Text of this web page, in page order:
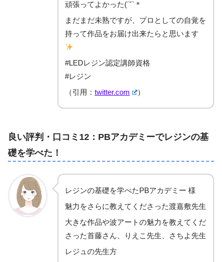
頑張ってよかった(´˘`＊
まだまだ未熟ですが、プロとしての自覚を
持って作品をお届け出来たらと思います
#LEDレジン認定講師資格
#レジン
（引用： twitter.com ）
良い評判・口コミ12：PBアカデミーでレジンの基
礎を学べた！
レジンの基礎を学べたPBアカデミー 様
魅力をさらに教えてくださった渡嘉敷先生
大きな作品や波アートの魅力を教えてくだ
さった首藤さん、りえこ先生、さちよ先生
レジュの先生方